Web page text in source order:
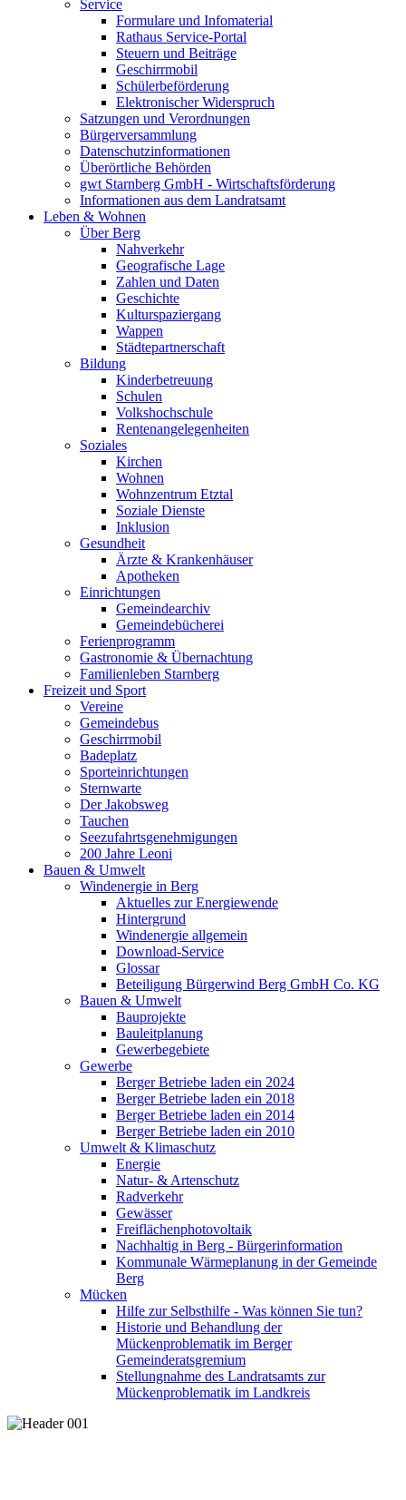
Service
Formulare und Infomaterial
Rathaus Service-Portal
Steuern und Beiträge
Geschirrmobil
Schülerbeförderung
Elektronischer Widerspruch
Satzungen und Verordnungen
Bürgerversammlung
Datenschutzinformationen
Überörtliche Behörden
gwt Starnberg GmbH - Wirtschaftsförderung
Informationen aus dem Landratsamt
Leben & Wohnen
Über Berg
Nahverkehr
Geografische Lage
Zahlen und Daten
Geschichte
Kulturspaziergang
Wappen
Städtepartnerschaft
Bildung
Kinderbetreuung
Schulen
Volkshochschule
Rentenangelegenheiten
Soziales
Kirchen
Wohnen
Wohnzentrum Etztal
Soziale Dienste
Inklusion
Gesundheit
Ärzte & Krankenhäuser
Apotheken
Einrichtungen
Gemeindearchiv
Gemeindebücherei
Ferienprogramm
Gastronomie & Übernachtung
Familienleben Starnberg
Freizeit und Sport
Vereine
Gemeindebus
Geschirrmobil
Badeplatz
Sporteinrichtungen
Sternwarte
Der Jakobsweg
Tauchen
Seezufahrtsgenehmigungen
200 Jahre Leoni
Bauen & Umwelt
Windenergie in Berg
Aktuelles zur Energiewende
Hintergrund
Windenergie allgemein
Download-Service
Glossar
Beteiligung Bürgerwind Berg GmbH Co. KG
Bauen & Umwelt
Bauprojekte
Bauleitplanung
Gewerbegebiete
Gewerbe
Berger Betriebe laden ein 2024
Berger Betriebe laden ein 2018
Berger Betriebe laden ein 2014
Berger Betriebe laden ein 2010
Umwelt & Klimaschutz
Energie
Natur- & Artenschutz
Radverkehr
Gewässer
Freiflächenphotovoltaik
Nachhaltig in Berg - Bürgerinformation
Kommunale Wärmeplanung in der Gemeinde
Berg
Mücken
Hilfe zur Selbsthilfe - Was können Sie tun?
Historie und Behandlung der
Mückenproblematik im Berger
Gemeinderatsgremium
Stellungnahme des Landratsamts zur
Mückenproblematik im Landkreis